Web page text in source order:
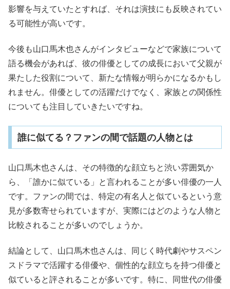
影響を与えていたとすれば、それは演技にも反映されてい
る可能性が高いです。
今後も山口馬木也さんがインタビューなどで家族について
語る機会があれば、彼の俳優としての成長において父親が
果たした役割について、新たな情報が明らかになるかもし
れません。俳優としての活躍だけでなく、家族との関係性
についても注目していきたいですね。
誰に似てる？ファンの間で話題の人物とは
山口馬木也さんは、その特徴的な顔立ちと渋い雰囲気か
ら、「誰かに似ている」と言われることが多い俳優の一人
です。ファンの間では、特定の有名人と似ているという意
見が多数寄せられていますが、実際にはどのような人物と
比較されることが多いのでしょうか。
結論として、山口馬木也さんは、同じく時代劇やサスペン
スドラマで活躍する俳優や、個性的な顔立ちを持つ俳優と
似ていると評されることが多いです。特に、同世代の俳優